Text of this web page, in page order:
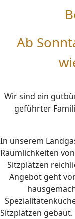
Ab
Wir sind ein
geführter
In unserem
Räumlichkeiten
Sitzplätzen
Angebot geht
Sitzplätzen